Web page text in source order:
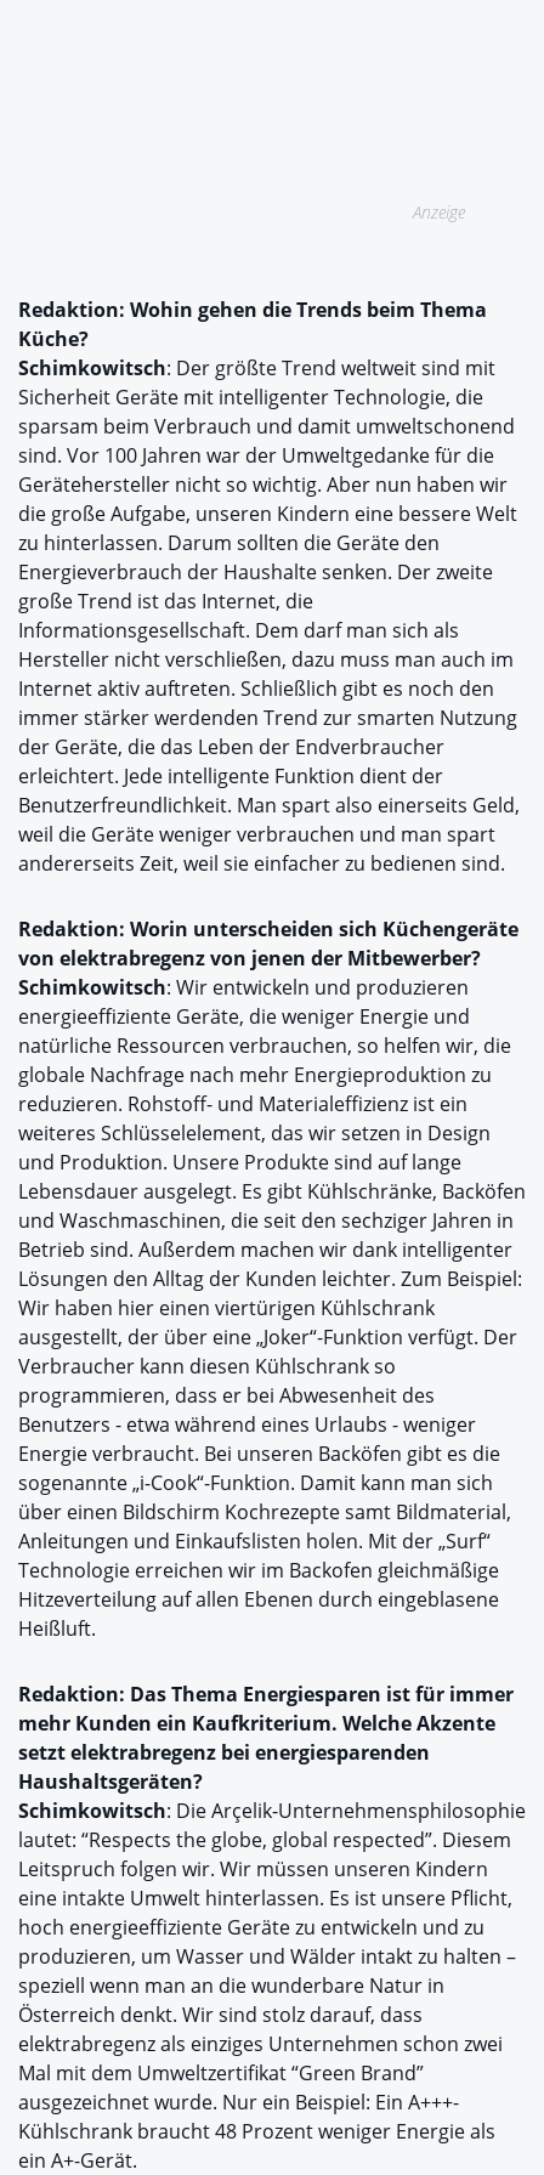
Anzeige
Redaktion: Wohin gehen die Trends beim Thema
Küche?
Schimkowitsch: Der größte Trend weltweit sind mit
Sicherheit Geräte mit intelligenter Technologie, die
sparsam beim Verbrauch und damit umweltschonend
sind. Vor 100 Jahren war der Umweltgedanke für die
Gerätehersteller nicht so wichtig. Aber nun haben wir
die große Aufgabe, unseren Kindern eine bessere Welt
zu hinterlassen. Darum sollten die Geräte den
Energieverbrauch der Haushalte senken. Der zweite
große Trend ist das Internet, die
Informationsgesellschaft. Dem darf man sich als
Hersteller nicht verschließen, dazu muss man auch im
Internet aktiv auftreten. Schließlich gibt es noch den
immer stärker werdenden Trend zur smarten Nutzung
der Geräte, die das Leben der Endverbraucher
erleichtert. Jede intelligente Funktion dient der
Benutzerfreundlichkeit. Man spart also einerseits Geld,
weil die Geräte weniger verbrauchen und man spart
andererseits Zeit, weil sie einfacher zu bedienen sind.
Redaktion: Worin unterscheiden sich Küchengeräte
von elektrabregenz von jenen der Mitbewerber?
Schimkowitsch: Wir entwickeln und produzieren
energieeffiziente Geräte, die weniger Energie und
natürliche Ressourcen verbrauchen, so helfen wir, die
globale Nachfrage nach mehr Energieproduktion zu
reduzieren. Rohstoff- und Materialeffizienz ist ein
weiteres Schlüsselelement, das wir setzen in Design
und Produktion. Unsere Produkte sind auf lange
Lebensdauer ausgelegt. Es gibt Kühlschränke, Backöfen
und Waschmaschinen, die seit den sechziger Jahren in
Betrieb sind. Außerdem machen wir dank intelligenter
Lösungen den Alltag der Kunden leichter. Zum Beispiel:
Wir haben hier einen viertürigen Kühlschrank
ausgestellt, der über eine „Joker“-Funktion verfügt. Der
Verbraucher kann diesen Kühlschrank so
programmieren, dass er bei Abwesenheit des
Benutzers - etwa während eines Urlaubs - weniger
Energie verbraucht. Bei unseren Backöfen gibt es die
sogenannte „i-Cook“-Funktion. Damit kann man sich
über einen Bildschirm Kochrezepte samt Bildmaterial,
Anleitungen und Einkaufslisten holen. Mit der „Surf“
Technologie erreichen wir im Backofen gleichmäßige
Hitzeverteilung auf allen Ebenen durch eingeblasene
Heißluft.
Redaktion: Das Thema Energiesparen ist für immer
mehr Kunden ein Kaufkriterium. Welche Akzente
setzt elektrabregenz bei energiesparenden
Haushaltsgeräten?
Schimkowitsch: Die Arçelik-Unternehmensphilosophie
lautet: “Respects the globe, global respected”. Diesem
Leitspruch folgen wir. Wir müssen unseren Kindern
eine intakte Umwelt hinterlassen. Es ist unsere Pflicht,
hoch energieeffiziente Geräte zu entwickeln und zu
produzieren, um Wasser und Wälder intakt zu halten –
speziell wenn man an die wunderbare Natur in
Österreich denkt. Wir sind stolz darauf, dass
elektrabregenz als einziges Unternehmen schon zwei
Mal mit dem Umweltzertifikat “Green Brand”
ausgezeichnet wurde. Nur ein Beispiel: Ein A+++-
Kühlschrank braucht 48 Prozent weniger Energie als
ein A+-Gerät.